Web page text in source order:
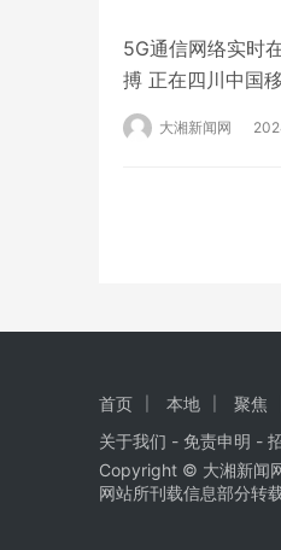
5G通信网络实时
搏 正在四川中国
到社会经济的平
某分公司正式携
大湘新闻网
首页 本地 聚焦
关于我们 - 免责申明 -
Copyright © 大湘新闻
网站所刊载信息部分转